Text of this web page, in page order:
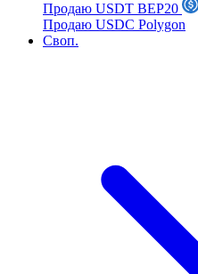
Продаю USDT BEP20
Продаю USDC Polygon
Своп.